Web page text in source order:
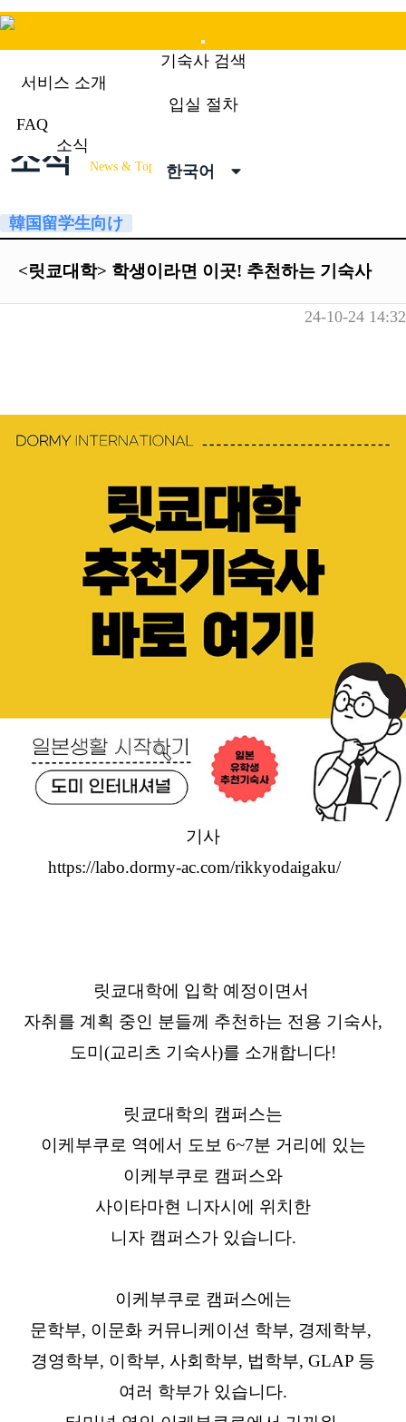
Mobile
Menu
기숙사 검색
서비스 소개
입실 절차
FAQ
소식
한국어
소식 News & Topics
韓国留学生向け
<릿쿄대학> 학생이라면 이곳! 추천하는 기숙사
24-10-24 14:32
기사
https://labo.dormy-ac.com/rikkyodaigaku/
릿쿄대학에 입학 예정이면서
자취를 계획 중인 분들께 추천하는 전용 기숙사,
도미(교리츠 기숙사)를 소개합니다!
릿쿄대학의 캠퍼스는
이케부쿠로 역에서 도보 6~7분 거리에 있는
이케부쿠로 캠퍼스와
사이타마현 니자시에 위치한
니자 캠퍼스가 있습니다.
이케부쿠로 캠퍼스에는
문학부, 이문화 커뮤니케이션 학부, 경제학부,
경영학부, 이학부, 사회학부, 법학부, GLAP 등
여러 학부가 있습니다.